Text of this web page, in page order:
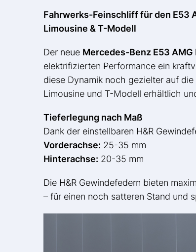
Fahrwerks-Feinschliff für den E53
Limousine & T-Modell
Der neue Mercedes-Benz E53
elektrifizierten Performance ein
diese Dynamik noch gezielter auf
Limousine und T-Modell erhältlich
Tieferlegung nach Maß
Dank der einstellbaren H&R
Vorderachse: 25-35 mm
Hinterachse: 20-35 mm
Die H&R Gewindefedern bieten
– für einen noch satteren Stand und